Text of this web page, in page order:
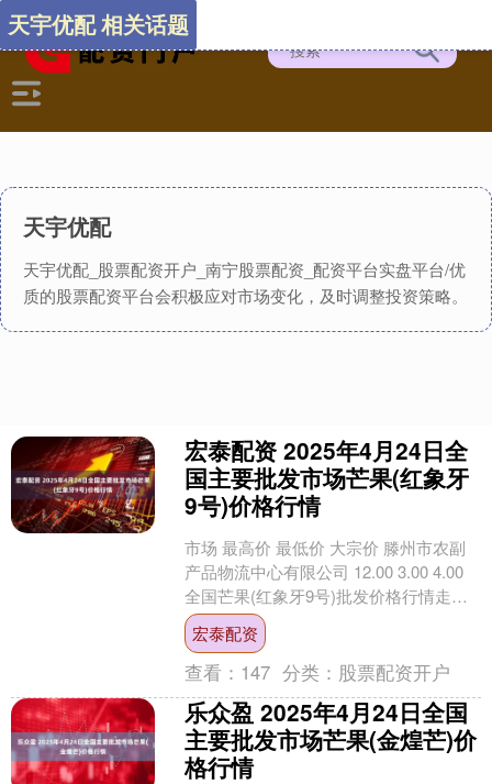
天宇优配
天宇优配_股票配资开户_南宁股票配资_配资平台实盘平台/优
质的股票配资平台会积极应对市场变化，及时调整投资策略。
天宇优配 相关话题
宏泰配资 2025年4月24日全
国主要批发市场芒果(红象牙
9号)价格行情
市场 最高价 最低价 大宗价 滕州市农副
产品物流中心有限公司 12.00 3.00 4.00
全国芒果(红象牙9号)批发价格行情走势
分析宏泰配资 从今日全国芒果....
宏泰配资
查看： 147 分类： 股票配资开户
乐众盈 2025年4月24日全国
主要批发市场芒果(金煌芒)价
格行情